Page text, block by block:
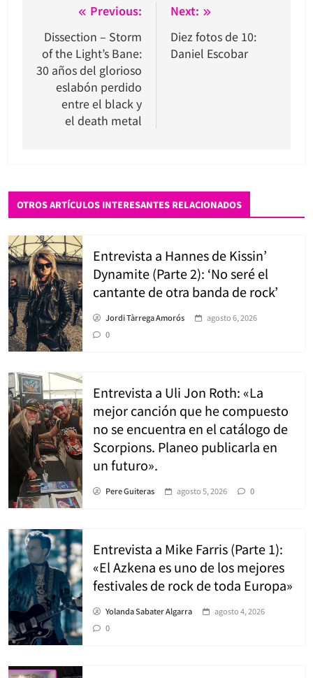
Navegación
de
entradas
Previous:
Dissection – Storm
of the Light’s Bane:
30 años del glorioso
eslabón perdido
entre el black y
el death metal
Next:
Diez fotos de 10:
Daniel Escobar
OTROS ARTÍCULOS INTERESANTES RELACIONADOS
Entrevista a Hannes de Kissin’
Dynamite (Parte 2): ‘No seré el
cantante de otra banda de rock’
Jordi Tàrrega Amorós
agosto 6, 2026
0
Entrevista a Uli Jon Roth: «La
mejor canción que he compuesto
no se encuentra en el catálogo de
Scorpions. Planeo publicarla en
un futuro».
Pere Guiteras agosto 5, 2026 0
Entrevista a Mike Farris (Parte 1):
«El Azkena es uno de los mejores
festivales de rock de toda Europa»
Yolanda Sabater Algarra
agosto 4, 2026
0